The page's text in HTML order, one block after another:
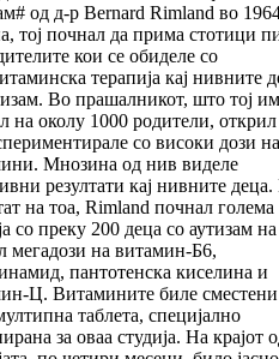
од д-р Bernard Rimland во
тој почнал да прима стотици
кои се обиделе со
терапија кај нивните
Во прашалникот, што тој
на околу 1000 родители, открил
со високи дози на
Мнозина од нив виделе
резултати кај нивните деца.
на тоа, Rimland почнал голема
со преку 200 деца со аутизам
мегадози на витамин-Б6,
пантотенска киселина и
Ц. Витамините биле
таблета, специјално
за оваа студија. На крајот